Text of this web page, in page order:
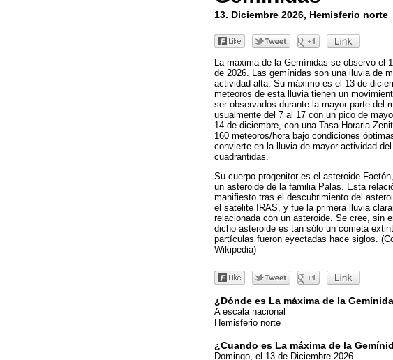
13. Diciembre 2026, Hemisferio norte
La máxima de la Gemínidas se observó el
de 2026. Las gemínidas son una lluvia de
actividad alta. Su máximo es el 13 de
meteoros de esta lluvia tienen un
ser observados durante la mayor parte del
usualmente del 7 al 17 con un pico de
14 de diciembre, con una Tasa Horaria
160 meteoros/hora bajo condiciones
convierte en la lluvia de mayor actividad
cuadrántidas.
Su cuerpo progenitor es el asteroide
un asteroide de la familia Palas. Esta
manifiesto tras el descubrimiento del
el satélite IRAS, y fue la primera lluvia
relacionada con un asteroide. Se cree, sin
dicho asteroide es tan sólo un cometa
partículas fueron eyectadas hace siglos.
Wikipedia)
¿Dónde es La máxima de la
A escala nacional
Hemisferio norte
¿Cuando es La máxima de la
Domingo, el 13 de Diciembre 2026